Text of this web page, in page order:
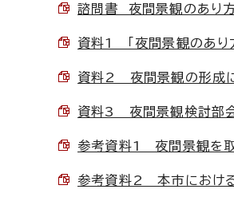
諮問書 夜間景観のあり
資料1 「夜間景観のあり
資料2 夜間景観の形成
資料3 夜間景観検討部
参考資料1 夜間景観を取
参考資料2 本市における